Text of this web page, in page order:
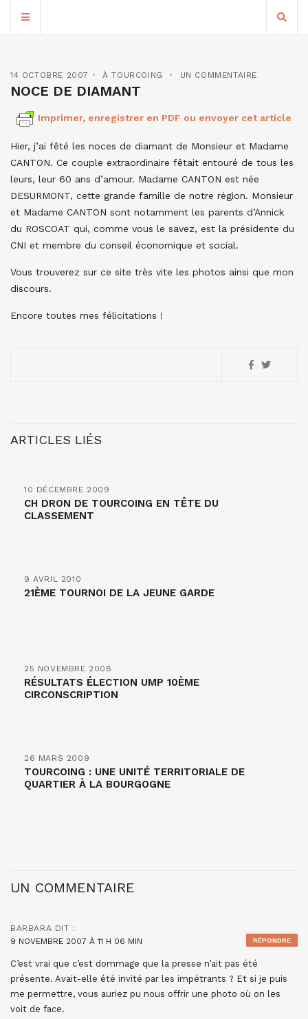
14 OCTOBRE 2007 À TOURCOING UN COMMENTAIRE
NOCE DE DIAMANT
Imprimer, enregistrer en PDF ou envoyer cet article
Hier, j’ai fêté les noces de diamant de Monsieur et Madame
CANTON. Ce couple extraordinaire fêtait entouré de tous les
leurs, leur 60 ans d’amour. Madame CANTON est née
DESURMONT, cette grande famille de notre région. Monsieur
et Madame CANTON sont notamment les parents d’Annick
du ROSCOAT qui, comme vous le savez, est la présidente du
CNI et membre du conseil économique et social.
Vous trouverez sur ce site très vite les photos ainsi que mon
discours.
Encore toutes mes félicitations !
ARTICLES LIÉS
10 DÉCEMBRE 2009
CH DRON DE TOURCOING EN TÊTE DU
CLASSEMENT
9 AVRIL 2010
21ÈME TOURNOI DE LA JEUNE GARDE
25 NOVEMBRE 2008
RÉSULTATS ÉLECTION UMP 10ÈME
CIRCONSCRIPTION
26 MARS 2009
TOURCOING : UNE UNITÉ TERRITORIALE DE
QUARTIER À LA BOURGOGNE
UN COMMENTAIRE
BARBARA DIT :
9 NOVEMBRE 2007 À 11 H 06 MIN
C’est vrai que c’est dommage que la presse n’ait pas été
présente. Avait-elle été invité par les impétrants ? Et si je puis
me permettre, vous auriez pu nous offrir une photo où on les
voit de face.
RÉPONDRE